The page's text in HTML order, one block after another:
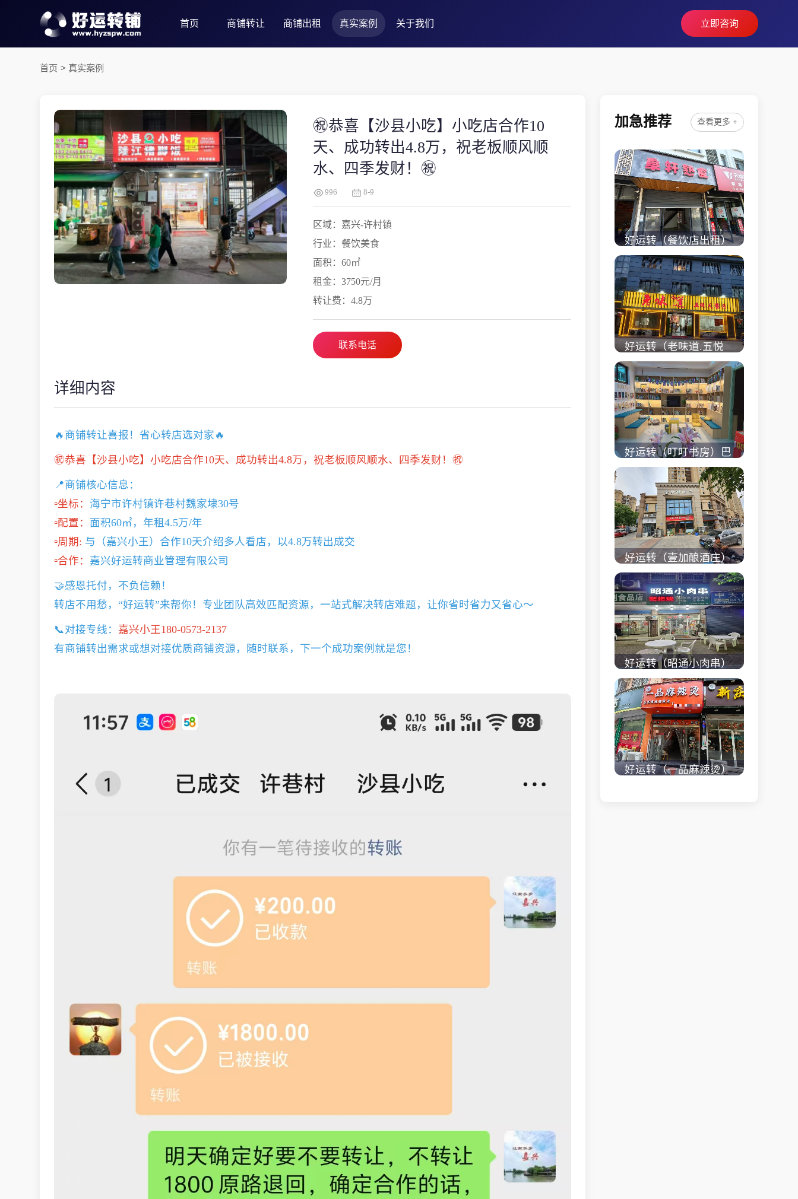
首页 商铺转让 商铺出租 真实案例 关于我们 立即咨询
首页 > 真实案例
㊗️恭喜【沙县小吃】小吃店合作10
天、成功转出4.8万，祝老板顺风顺
水、四季发财！㊗️
996 8-9
区域：嘉兴-许村镇
行业：餐饮美食
面积：60㎡
租金：3750元/月
转让费：4.8万
联系电话
详细内容
🔥商铺转让喜报！省心转店选对家🔥
㊗️恭喜【沙县小吃】小吃店合作10天、成功转出4.8万，祝老板顺风顺水、四季发财！㊗️
📍商铺核心信息：
▫️坐标： 海宁市许村镇许巷村魏家埭30号
▫️配置： 面积60㎡，年租4.5万/年
▫️周期: 与（嘉兴小王）合作10天介绍多人看店，以4.8万转出成交
▫️合作： 嘉兴好运转商业管理有限公司
🤝感恩托付，不负信赖！
转店不用愁，“好运转”来帮你！专业团队高效匹配资源，一站式解决转店难题，让你省时省力又省心～
📞对接专线： 嘉兴小王180-0573-2137
有商铺转出需求或想对接优质商铺资源，随时联系，下一个成功案例就是您！
加急推荐 查看更多 +
好运转（餐饮店出租）
桐乡市濮院小区门口学
校对面旺铺出租
立即查看 +
好运转（老味道.五悦
天餐厅）做了近4年的
餐饮店转让、主要房租
低
立即查看 +
好运转（叮叮书房）巴
黎都市附近实验小学旁
200㎡培训班带生源转
让
立即查看 +
好运转（壹加酿酒庄）
秀洲区商业街正拐角
260㎡酒庄、空店铺转
让
立即查看 +
好运转（昭通小肉串）
商业街60平烧烤店转
让、可外摆、 房租2.2
万/年
立即查看 +
好运转（一品麻辣烫）